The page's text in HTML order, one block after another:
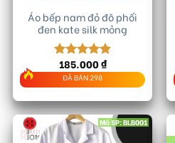
Áo bếp nam đỏ đô phối
đen kate silk mỏng
Được xếp
hạng5.00
5 sao
185.000₫
ĐÃ BÁN 298
Mã SP: BLB001